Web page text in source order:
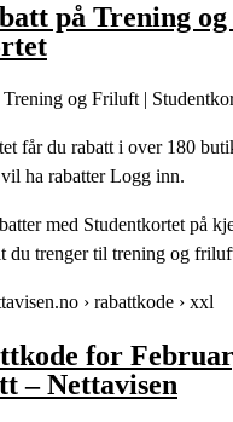
på Trening
Trening og Friluft |
får du rabatt i over 180
ha rabatter Logg inn.
med Studentkortet på
du trenger til trening og
› rabattkode › xxl
for
– Nettavisen